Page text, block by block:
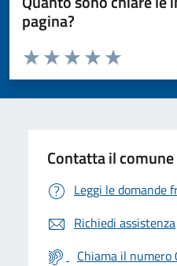
pagina?
Valuta da 1 a 5 stelle la pagina
Valuta 5
Valuta 4 stelle
Valuta 3 stelle su 5
Valuta 2 stelle su 5
Valuta 1 stelle su 5
Contatta il comune
Leggi le domande
Richiedi assistenza
Chiama il